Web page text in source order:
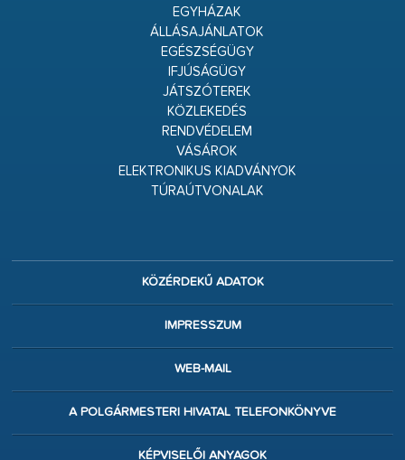
EGYHÁZAK
ÁLLÁSAJÁNLATOK
EGÉSZSÉGÜGY
IFJÚSÁGÜGY
JÁTSZÓTEREK
KÖZLEKEDÉS
RENDVÉDELEM
VÁSÁROK
ELEKTRONIKUS KIADVÁNYOK
TÚRAÚTVONALAK
KÖZÉRDEKŰ ADATOK
IMPRESSZUM
WEB-MAIL
A POLGÁRMESTERI HIVATAL TELEFONKÖNYVE
KÉPVISELŐI ANYAGOK